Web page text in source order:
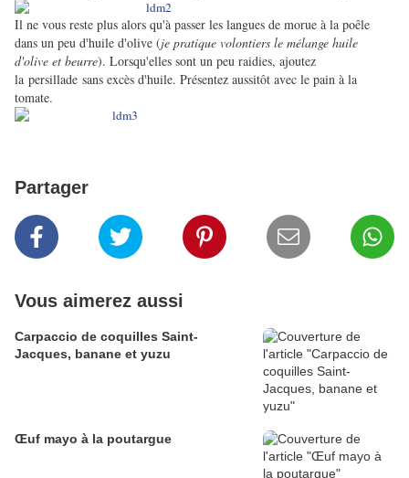
Il ne vous reste plus alors qu'à passer les langues de morue à la poêle
dans un peu d'huile d'olive (je pratique volontiers le mélange huile
d'olive et beurre). Lorsqu'elles sont un peu raidies, ajoutez
la persillade sans excès d'huile. Présentez aussitôt avec le pain à la
tomate.
Partager
Vous aimerez aussi
Carpaccio de coquilles Saint-
Jacques, banane et yuzu
Œuf mayo à la poutargue